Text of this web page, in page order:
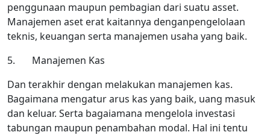
penggunaan maupun pembagian dari suatu asset.
Manajemen aset erat kaitannya denganpengelolaan
teknis, keuangan serta manajemen usaha yang baik.
5. Manajemen Kas
Dan terakhir dengan melakukan manajemen kas.
Bagaimana mengatur arus kas yang baik, uang masuk
dan keluar. Serta bagaiamana mengelola investasi
tabungan maupun penambahan modal. Hal ini tentu